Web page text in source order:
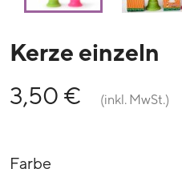
Kerze einzeln
3,50 €
(inkl. MwSt.)
Farbe